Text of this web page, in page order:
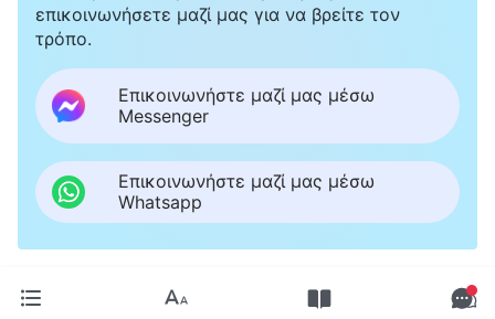
επικοινωνήσετε μαζί μας για να βρείτε τον
τρόπο.
Επικοινωνήστε μαζί μας μέσω
Messenger
Επικοινωνήστε μαζί μας μέσω
Whatsapp